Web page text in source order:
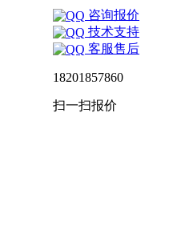
咨询报价
技术支持
客服售后
18201857860
扫一扫报价